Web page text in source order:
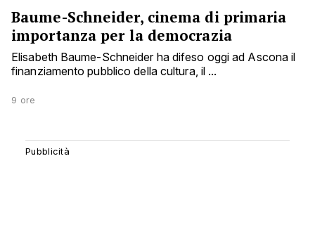
Baume-Schneider, cinema di primaria
importanza per la democrazia
Elisabeth Baume-Schneider ha difeso oggi ad Ascona il
finanziamento pubblico della cultura, il ...
9 ore